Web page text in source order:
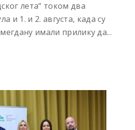
лета“ током два
и 1. и 2. августа, када су
имали прилику да...